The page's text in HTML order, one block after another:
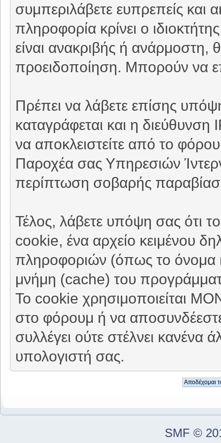
συμπεριλάβετε ευπρεπείς και
πληροφορία κρίνει ο
είναι ανακριβής ή ανάρμοστη,
προειδοποίηση. Μπορούν να
Πρέπει να λάβετε επίσης
καταγράφεται και η
να αποκλειστείτε από το
Παροχέα σας Υπηρεσιών
περίπτωση σοβαρής
Τέλος, λάβετε υπόψη σας ότι
cookie, ένα αρχείο κειμένου
πληροφοριών (όπως το όνομα
μνήμη (cache) του
Το cookie χρησιμοποιείται
στο φόρουμ ή να
συλλέγει ούτε στέλνει κανένα
υπολογιστή σας.
SMF ©